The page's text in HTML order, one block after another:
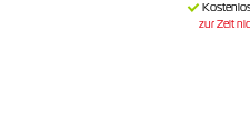
zur Zeit